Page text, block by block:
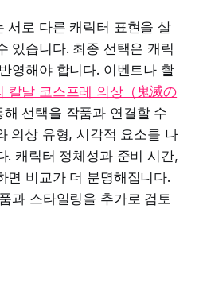
서로 다른 캐릭터 표현을 살
있습니다. 최종 선택은 캐릭
영해야 합니다. 이벤트나 촬
칼날 코스프레 의상（鬼滅の
해 선택을 작품과 연결할 수
의상 유형, 시각적 요소를 나
. 캐릭터 정체성과 준비 시간,
면 비교가 더 분명해집니다.
과 스타일링을 추가로 검토